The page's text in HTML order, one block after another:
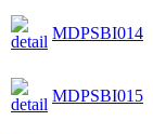
MDPSBI014
MDPSBI015